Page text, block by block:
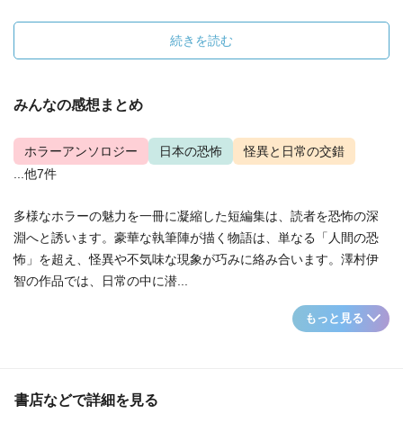
続きを読む
みんなの感想まとめ
ホラーアンソロジー 日本の恐怖
怪異と日常の交錯
...他7件
多様なホラーの魅力を一冊に凝縮した短編集は、読者を恐怖の深
淵へと誘います。豪華な執筆陣が描く物語は、単なる「人間の恐
怖」を超え、怪異や不気味な現象が巧みに絡み合います。澤村伊
智の作品では、日常の中に潜...
もっと見る
書店などで詳細を見る